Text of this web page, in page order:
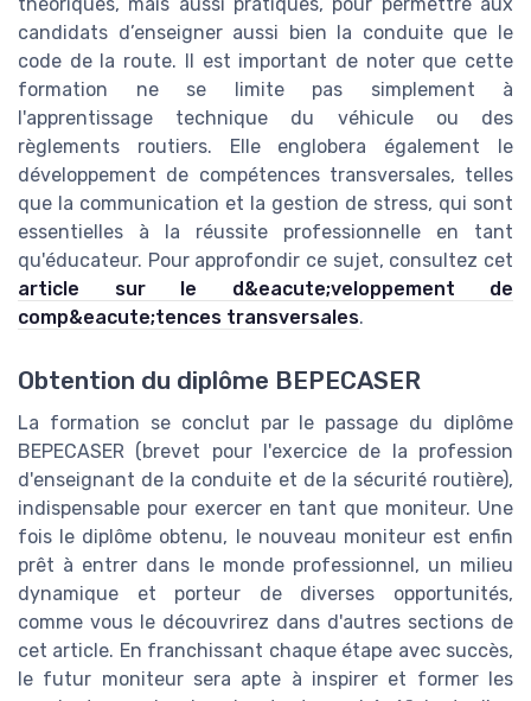
candidats d’enseigner aussi bien la conduite que le
code de la route. Il est important de noter que cette
formation ne se limite pas simplement à
l'apprentissage technique du véhicule ou des
règlements routiers. Elle englobera également le
développement de compétences transversales, telles
que la communication et la gestion de stress, qui sont
essentielles à la réussite professionnelle en tant
qu'éducateur. Pour approfondir ce sujet, consultez cet
article sur le d&eacute;veloppement de
comp&eacute;tences transversales.
Obtention du diplôme BEPECASER
La formation se conclut par le passage du diplôme
BEPECASER (brevet pour l'exercice de la profession
d'enseignant de la conduite et de la sécurité routière),
indispensable pour exercer en tant que moniteur. Une
fois le diplôme obtenu, le nouveau moniteur est enfin
prêt à entrer dans le monde professionnel, un milieu
dynamique et porteur de diverses opportunités,
comme vous le découvrirez dans d'autres sections de
cet article. En franchissant chaque étape avec succès,
le futur moniteur sera apte à inspirer et former les